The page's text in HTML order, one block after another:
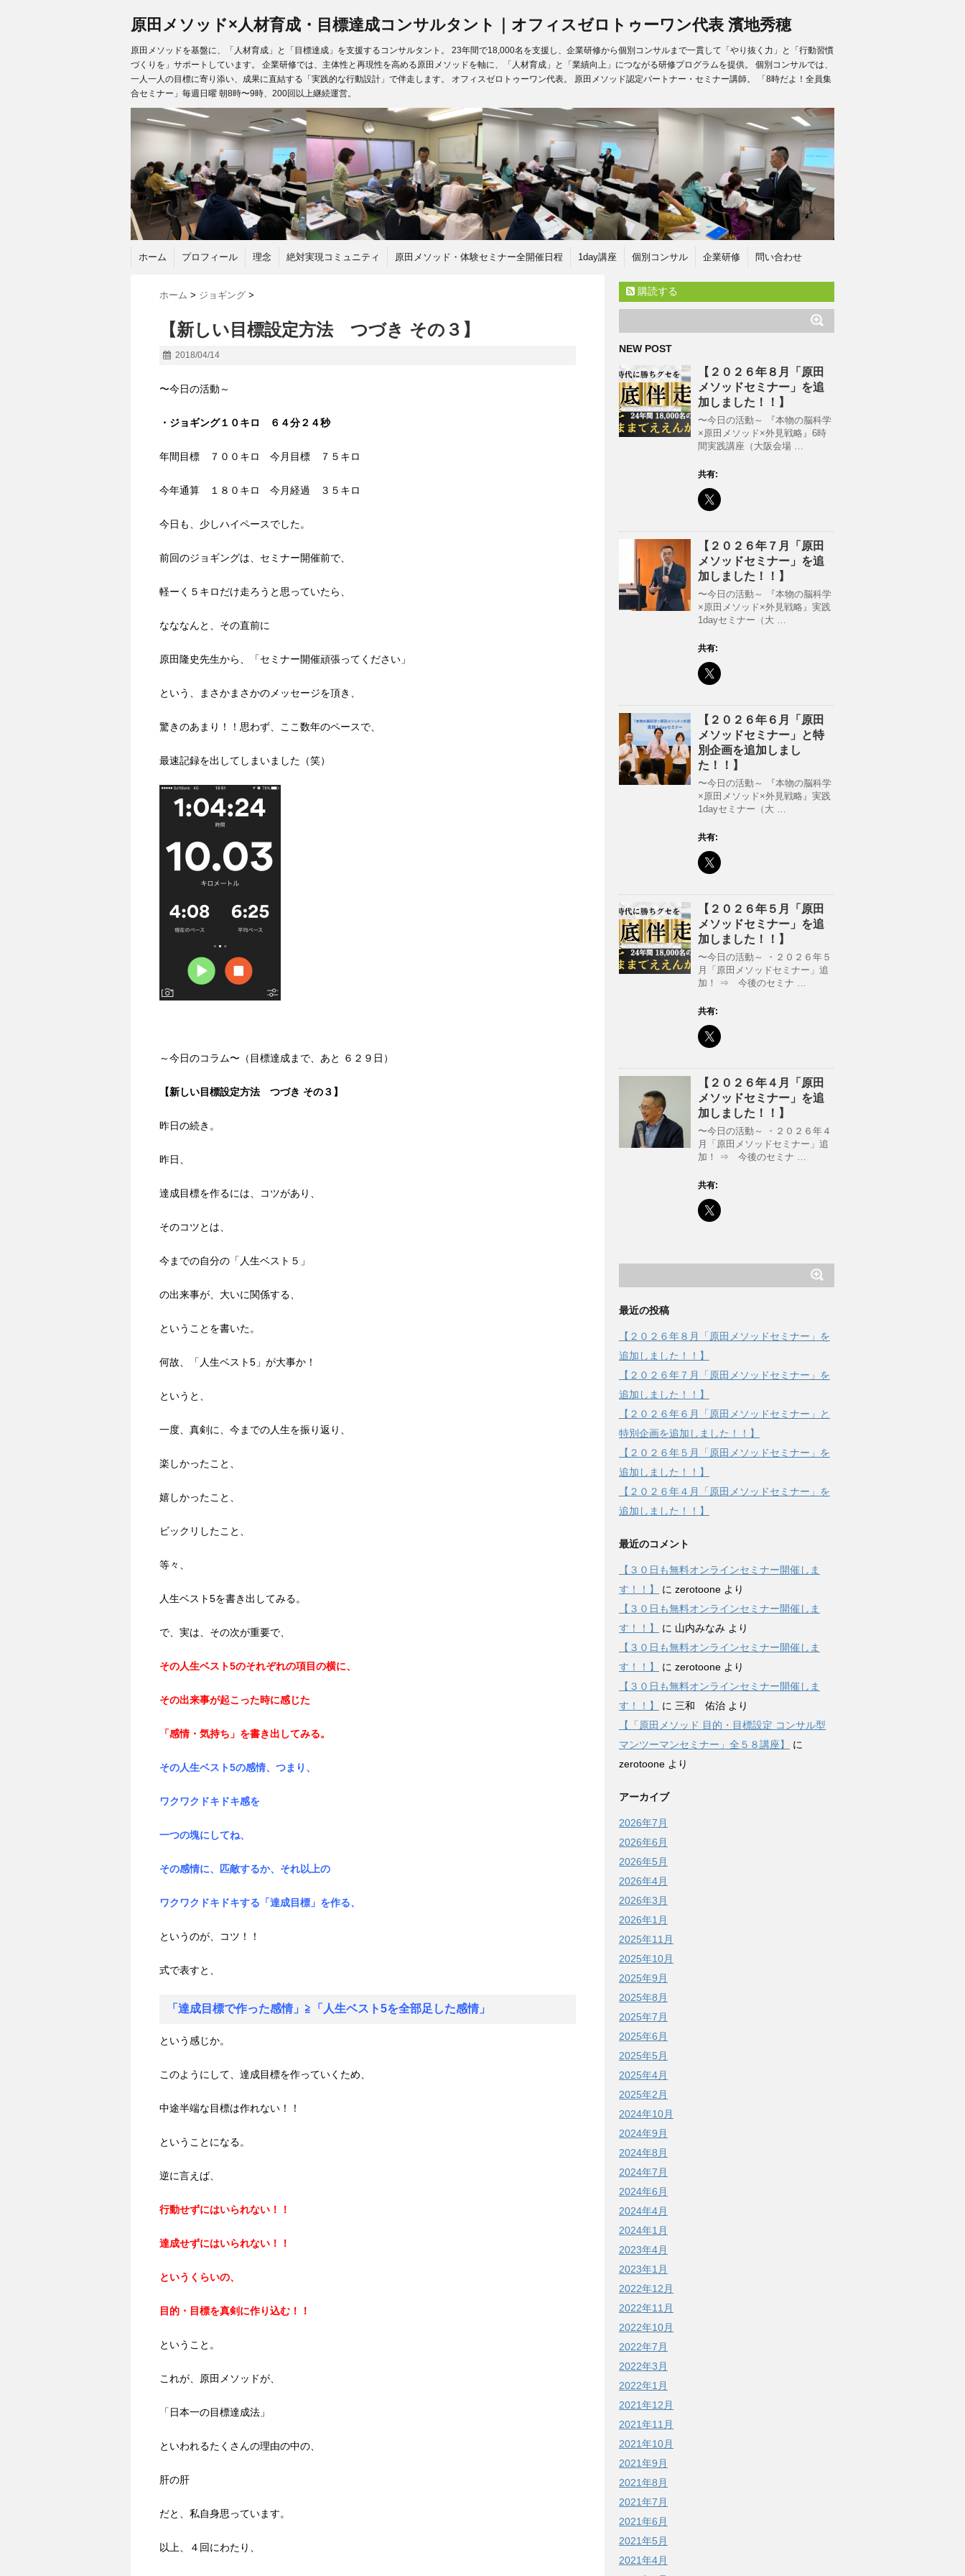
原田メソッド×人材育成・目標達成コンサルタント｜オフィスゼロトゥーワン代表 濱地秀穂
原田メソッドを基盤に、「人材育成」と「目標達成」を支援するコンサルタント。 23年間で18,000名を支援し、企業研修から個別コンサルまで一貫して「やり抜く力」と「行動習慣
づくりを」サポートしています。 企業研修では、主体性と再現性を高める原田メソッドを軸に、「人材育成」と「業績向上」につながる研修プログラムを提供。 個別コンサルでは、
一人一人の目標に寄り添い、成果に直結する「実践的な行動設計」で伴走します。 オフィスゼロトゥーワン代表。 原田メソッド認定パートナー・セミナー講師。 「8時だよ！全員集
合セミナー」毎週日曜 朝8時〜9時、200回以上継続運営。
ホーム プロフィール 理念 絶対実現コミュニティ 原田メソッド・体験セミナー全開催日程 1day講座 個別コンサル 企業研修 問い合わせ
ホーム > ジョギング >
【新しい目標設定方法 つづき その３】
2018/04/14
〜今日の活動～
・ジョギング１０キロ ６４分２４秒
年間目標 ７００キロ 今月目標 ７５キロ
今年通算 １８０キロ 今月経過 ３５キロ
今日も、少しハイペースでした。
前回のジョギングは、セミナー開催前で、
軽ーく５キロだけ走ろうと思っていたら、
なななんと、その直前に
原田隆史先生から、「セミナー開催頑張ってください」
という、まさかまさかのメッセージを頂き、
驚きのあまり！！思わず、ここ数年のペースで、
最速記録を出してしまいました（笑）
～今日のコラム〜（目標達成まで、あと ６２９日）
【新しい目標設定方法 つづき その３】
昨日の続き。
昨日、
達成目標を作るには、コツがあり、
そのコツとは、
今までの自分の「人生ベスト５」
の出来事が、大いに関係する、
ということを書いた。
何故、「人生ベスト5」が大事か！
というと、
一度、真剣に、今までの人生を振り返り、
楽しかったこと、
嬉しかったこと、
ビックリしたこと、
等々、
人生ベスト5を書き出してみる。
で、実は、その次が重要で、
その人生ベスト5のそれぞれの項目の横に、
その出来事が起こった時に感じた
「感情・気持ち」を書き出してみる。
その人生ベスト5の感情、つまり、
ワクワクドキドキ感を
一つの塊にしてね、
その感情に、匹敵するか、それ以上の
ワクワクドキドキする 「達成目標」を作る、
というのが、コツ！！
式で表すと、
「達成目標で作った感情」≧「人生ベスト5を全部足した感情」
という感じか。
このようにして、達成目標を作っていくため、
中途半端な目標は作れない！！
ということになる。
逆に言えば、
行動せずにはいられない！！
達成せずにはいられない！！
というくらいの、
目的・目標を真剣に作り込む！！
ということ。
これが、原田メソッドが、
「日本一の目標達成法」
といわれるたくさんの理由の中の、
肝の肝
だと、私自身思っています。
以上、４回にわたり、
購読する
NEW POST
【２０２６年８月「原田
メソッドセミナー」を追
加しました！！】
〜今日の活動～ 『本物の脳科学
×原田メソッド×外見戦略』6時
間実践講座（大阪会場 …
共有:
【２０２６年７月「原田
メソッドセミナー」を追
加しました！！】
〜今日の活動～ 『本物の脳科学
×原田メソッド×外見戦略』実践
1dayセミナー（大 …
共有:
【２０２６年６月「原田
メソッドセミナー」と特
別企画を追加しまし
た！！】
〜今日の活動～ 『本物の脳科学
×原田メソッド×外見戦略』実践
1dayセミナー（大 …
共有:
【２０２６年５月「原田
メソッドセミナー」を追
加しました！！】
〜今日の活動～ ・２０２６年５
月「原田メソッドセミナー」追
加！ ⇒ 今後のセミナ …
共有:
【２０２６年４月「原田
メソッドセミナー」を追
加しました！！】
〜今日の活動～ ・２０２６年４
月「原田メソッドセミナー」追
加！ ⇒ 今後のセミナ …
共有:
最近の投稿
【２０２６年８月「原田メソッドセミナー」を
追加しました！！】
【２０２６年７月「原田メソッドセミナー」を
追加しました！！】
【２０２６年６月「原田メソッドセミナー」と
特別企画を追加しました！！】
【２０２６年５月「原田メソッドセミナー」を
追加しました！！】
【２０２６年４月「原田メソッドセミナー」を
追加しました！！】
最近のコメント
【３０日も無料オンラインセミナー開催しま
す！！】
に zerotoone より
【３０日も無料オンラインセミナー開催しま
す！！】
に 山内みなみ より
【３０日も無料オンラインセミナー開催しま
す！！】
に zerotoone より
【３０日も無料オンラインセミナー開催しま
す！！】
に 三和 佑治 より
【「原田メソッド 目的・目標設定 コンサル型
マンツーマンセミナー」全５８講座】
に
zerotoone より
アーカイブ
2026年7月
2026年6月
2026年5月
2026年4月
2026年3月
2026年1月
2025年11月
2025年10月
2025年9月
2025年8月
2025年7月
2025年6月
2025年5月
2025年4月
2025年2月
2024年10月
2024年9月
2024年8月
2024年7月
2024年6月
2024年4月
2024年1月
2023年4月
2023年1月
2022年12月
2022年11月
2022年10月
2022年7月
2022年3月
2022年1月
2021年12月
2021年11月
2021年10月
2021年9月
2021年8月
2021年7月
2021年6月
2021年5月
2021年4月